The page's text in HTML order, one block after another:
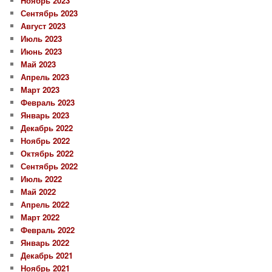
Сентябрь 2023
Август 2023
Июль 2023
Июнь 2023
Май 2023
Апрель 2023
Март 2023
Февраль 2023
Январь 2023
Декабрь 2022
Ноябрь 2022
Октябрь 2022
Сентябрь 2022
Июль 2022
Май 2022
Апрель 2022
Март 2022
Февраль 2022
Январь 2022
Декабрь 2021
Ноябрь 2021